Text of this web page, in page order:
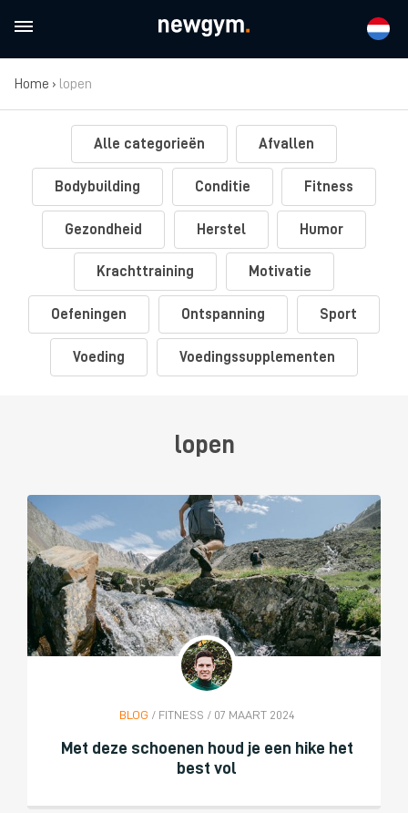
Home › lopen
Alle categorieën Afvallen
Bodybuilding Conditie Fitness
Gezondheid Herstel Humor
Krachttraining Motivatie
Oefeningen Ontspanning Sport
Voeding Voedingssupplementen
lopen
BLOG / FITNESS / 07 MAART 2024
Met deze schoenen houd je een hike het
best vol